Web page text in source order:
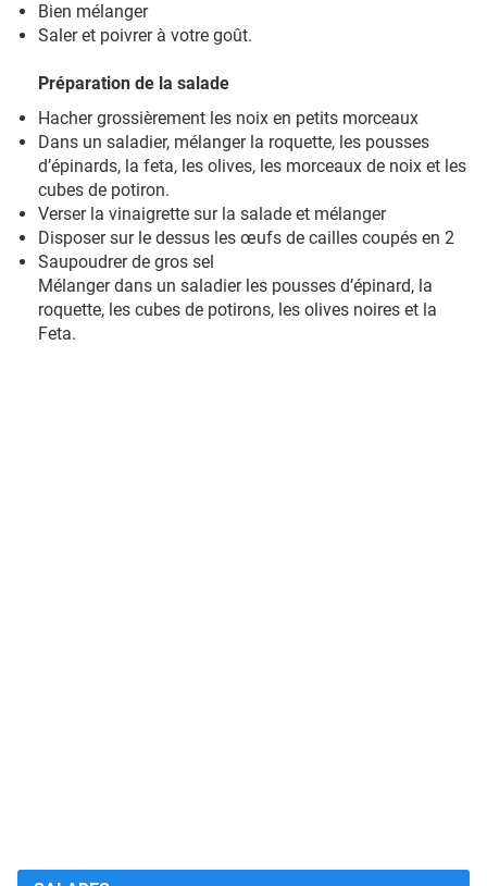
Bien mélanger
Saler et poivrer à votre goût.
Préparation de la salade
Hacher grossièrement les noix en petits morceaux
Dans un saladier, mélanger la roquette, les pousses
d’épinards, la feta, les olives, les morceaux de noix et les
cubes de potiron.
Verser la vinaigrette sur la salade et mélanger
Disposer sur le dessus les œufs de cailles coupés en 2
Saupoudrer de gros sel
Mélanger dans un saladier les pousses d’épinard, la
roquette, les cubes de potirons, les olives noires et la
Feta.